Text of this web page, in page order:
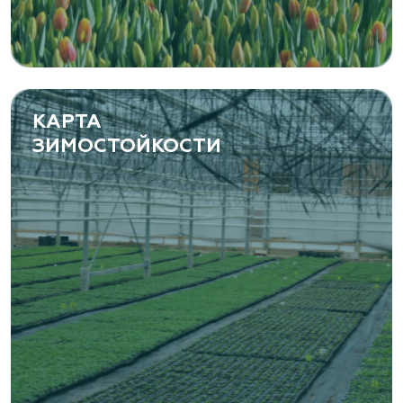
Самарская область, с. Подстепки, ул.
Фермерская 14 А
(8482) 650 010
www.yoly-paly.ru
«ВЕНЕВ» питомник растений
Тульская область, Венёвский р-н, село
Борщевое, улица Лесная, д. 13
8 963 224 87 99
https://www.venev1.ru/
«ВЕНЕВ» питомник растений
Тульская область, Венёвский р-н, село
Борщевое, улица Лесная, д. 13
КАРТА
ЗИМОСТОЙКОСТИ